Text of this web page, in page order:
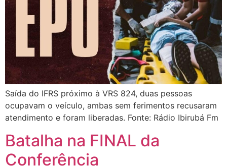
Saída do IFRS próximo à VRS 824, duas pessoas
ocupavam o veículo, ambas sem ferimentos recusaram
atendimento e foram liberadas. Fonte: Rádio Ibirubá Fm
Batalha na FINAL da
Conferência